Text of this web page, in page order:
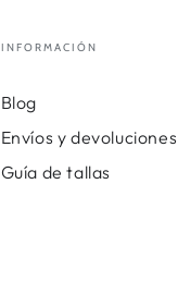
INFORMACIÓN
Blog
Envíos y devoluciones
Guía de tallas